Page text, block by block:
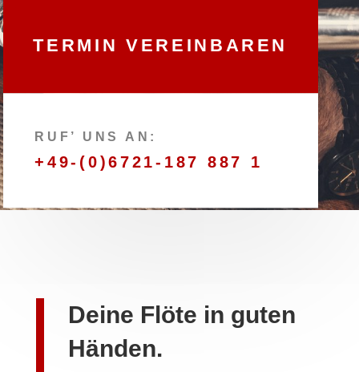
TERMIN VEREINBAREN
RUF’ UNS AN:
+49-(0)6721-187 887 1
Deine Flöte in guten
Händen.